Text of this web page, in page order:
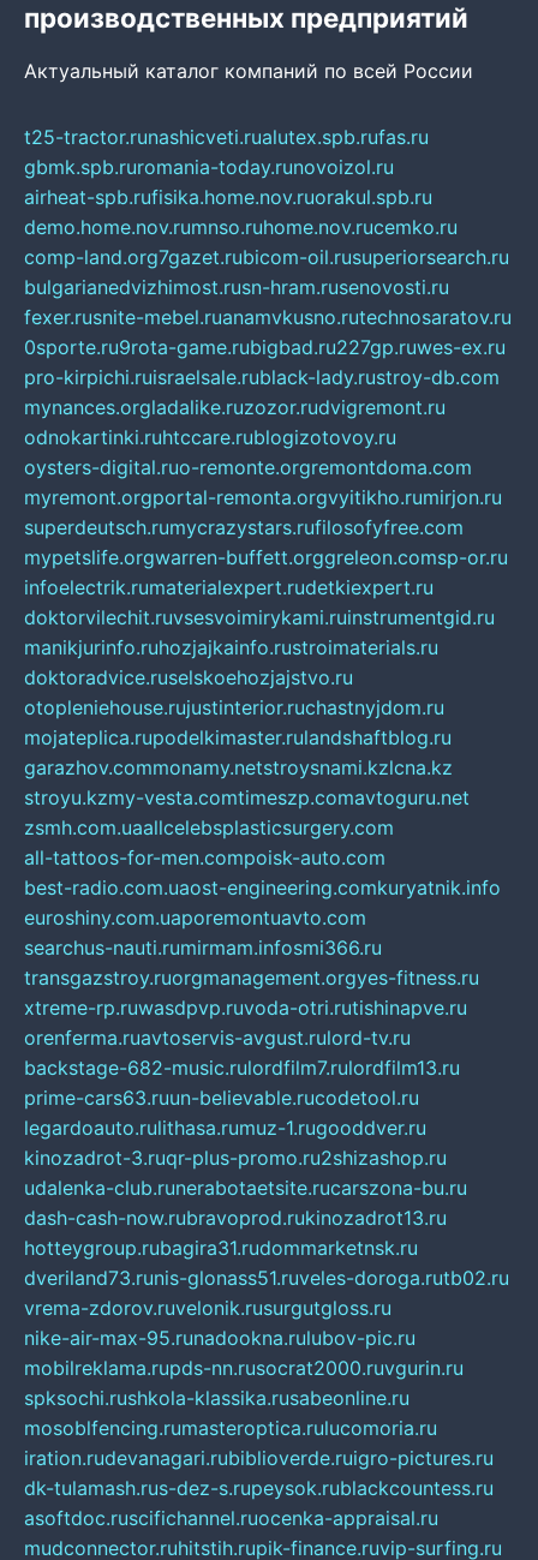
производственных предприятий
Актуальный каталог компаний по всей России
t25-tractor.runashicveti.rualutex.spb.rufas.ru
gbmk.spb.ruromania-today.runovoizol.ru
airheat-spb.rufisika.home.nov.ruorakul.spb.ru
demo.home.nov.rumnso.ruhome.nov.rucemko.ru
comp-land.org7gazet.rubicom-oil.rusuperiorsearch.ru
bulgarianedvizhimost.rusn-hram.rusenovosti.ru
fexer.rusnite-mebel.ruanamvkusno.rutechnosaratov.ru
0sporte.ru9rota-game.rubigbad.ru227gp.ruwes-ex.ru
pro-kirpichi.ruisraelsale.rublack-lady.rustroy-db.com
mynances.orgladalike.ruzozor.rudvigremont.ru
odnokartinki.ruhtccare.rublogizotovoy.ru
oysters-digital.ruo-remonte.orgremontdoma.com
myremont.orgportal-remonta.orgvyitikho.rumirjon.ru
superdeutsch.rumycrazystars.rufilosofyfree.com
mypetslife.orgwarren-buffett.orggreleon.comsp-or.ru
infoelectrik.rumaterialexpert.rudetkiexpert.ru
doktorvilechit.ruvsesvoimirykami.ruinstrumentgid.ru
manikjurinfo.ruhozjajkainfo.rustroimaterials.ru
doktoradvice.ruselskoehozjajstvo.ru
otopleniehouse.rujustinterior.ruchastnyjdom.ru
mojateplica.rupodelkimaster.rulandshaftblog.ru
garazhov.commonamy.netstroysnami.kzlcna.kz
stroyu.kzmy-vesta.comtimeszp.comavtoguru.net
zsmh.com.uaallcelebsplasticsurgery.com
all-tattoos-for-men.compoisk-auto.com
best-radio.com.uaost-engineering.comkuryatnik.info
euroshiny.com.uaporemontuavto.com
searchus-nauti.rumirmam.infosmi366.ru
transgazstroy.ruorgmanagement.orgyes-fitness.ru
xtreme-rp.ruwasdpvp.ruvoda-otri.rutishinapve.ru
orenferma.ruavtoservis-avgust.rulord-tv.ru
backstage-682-music.rulordfilm7.rulordfilm13.ru
prime-cars63.ruun-believable.rucodetool.ru
legardoauto.rulithasa.rumuz-1.rugooddver.ru
kinozadrot-3.ruqr-plus-promo.ru2shizashop.ru
udalenka-club.runerabotaetsite.rucarszona-bu.ru
dash-cash-now.rubravoprod.rukinozadrot13.ru
hotteygroup.rubagira31.rudommarketnsk.ru
dveriland73.runis-glonass51.ruveles-doroga.rutb02.ru
vrema-zdorov.ruvelonik.rusurgutgloss.ru
nike-air-max-95.runadookna.rulubov-pic.ru
mobilreklama.rupds-nn.rusocrat2000.ruvgurin.ru
spksochi.rushkola-klassika.rusabeonline.ru
mosoblfencing.rumasteroptica.rulucomoria.ru
iration.rudevanagari.rubiblioverde.ruigro-pictures.ru
dk-tulamash.rus-dez-s.rupeysok.rublackcountess.ru
asoftdoc.ruscifichannel.ruocenka-appraisal.ru
mudconnector.ruhitstih.rupik-finance.ruvip-surfing.ru